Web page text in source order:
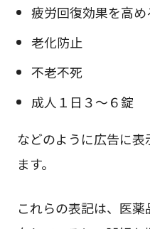
疲労回復効果を高め
老化防止
不老不死
成人１日３～６錠
などのように広告に
ます。
これらの表記は、医